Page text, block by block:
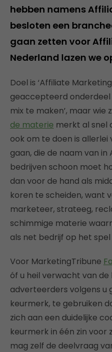
hebben namens
besloten een
gaan zetten voor
Nederland lazen we
Doel is ‘Affiliate
geaccepteerd
mix te maken’, maar wie
de materie merkt al snel
ook om te doen is
gaan, die de naam van in
bedrijven schoon moet
dan voor de hand als
koren te scheiden, want
marketeer, strateeg,
schimmige materie
als net bedrijf op het
Voor MarketingTribune
óf u heil verwacht van
adverteerders volgens u
keurmerk, te gebruiken
zich aan een duidelijke
keurmerk in één zin voor
mag zelf de deelvraag